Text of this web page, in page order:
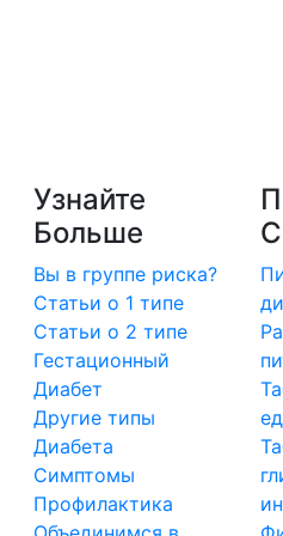
Узнайте
Больше
Вы в группе риска?
Статьи о 1 типе
Статьи о 2 типе
Гестационный
Диабет
Другие типы
Диабета
Симптомы
Профилактика